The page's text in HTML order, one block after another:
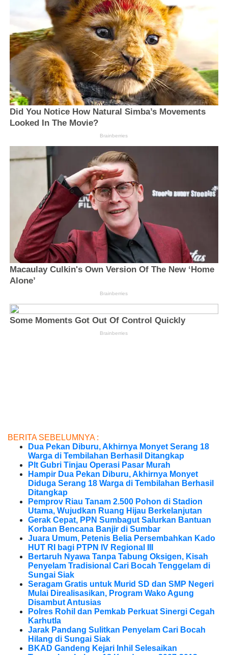
BERITA SEBELUMNYA :
Dua Pekan Diburu, Akhirnya Monyet Serang 18
Warga di Tembilahan Berhasil Ditangkap
Plt Gubri Tinjau Operasi Pasar Murah
Hampir Dua Pekan Diburu, Akhirnya Monyet
Diduga Serang 18 Warga di Tembilahan Berhasil
Ditangkap
Pemprov Riau Tanam 2.500 Pohon di Stadion
Utama, Wujudkan Ruang Hijau Berkelanjutan
Gerak Cepat, PPN Sumbagut Salurkan Bantuan
Korban Bencana Banjir di Sumbar
Juara Umum, Petenis Belia Persembahkan Kado
HUT RI bagi PTPN IV Regional III
Bertaruh Nyawa Tanpa Tabung Oksigen, Kisah
Penyelam Tradisional Cari Bocah Tenggelam di
Sungai Siak
Seragam Gratis untuk Murid SD dan SMP Negeri
Mulai Direalisasikan, Program Wako Agung
Disambut Antusias
Polres Rohil dan Pemkab Perkuat Sinergi Cegah
Karhutla
Jarak Pandang Sulitkan Penyelam Cari Bocah
Hilang di Sungai Siak
BKAD Gandeng Kejari Inhil Selesaikan